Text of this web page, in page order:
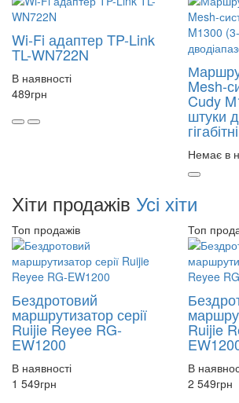
Wi-Fi адаптер TP-Link
TL-WN722N
В наявності
489грн Mesh-
Cudy
штуки
гігабітні
Немає в
Хіти продажів Усі хіти
Топ продажів
Бездротовий
маршрутизатор серії
Ruijie Reyee RG-
EW1200
В наявності
1 549грн
Топ
Ruijie
В
2 549грн